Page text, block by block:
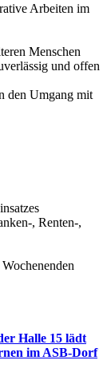
Arbeiten im
Menschen
und offen
den Umgang mit
, Renten-,
Halle 15 lädt
im ASB-Dorf